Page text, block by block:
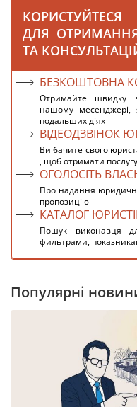
ДЛЯ
ТА
БЕЗКОШТОВНА
Отримайте швидку
нашому месенджері,
подальших діях
ВІДЕОДЗВІНОК
Ви бачите свого
, щоб отримати
ОГОЛОСІТЬ
Про надання
пропозицію
КАТАЛОГ
Пошук виконавця
фильтрами,
Популярні